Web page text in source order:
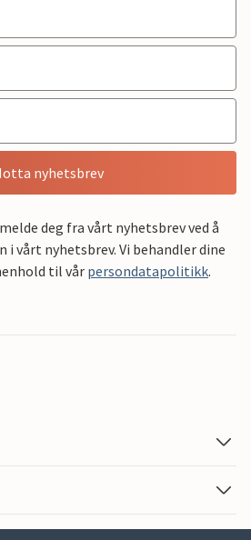
nyhetsbrev
deg fra vårt nyhetsbrev ved å
i vårt nyhetsbrev. Vi behandler dine
til vår persondatapolitikk.